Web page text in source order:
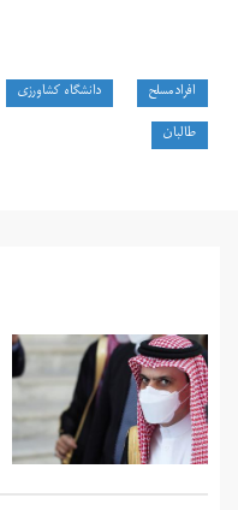
افراد مسلح دانشگاه کشاورزی
طالبان